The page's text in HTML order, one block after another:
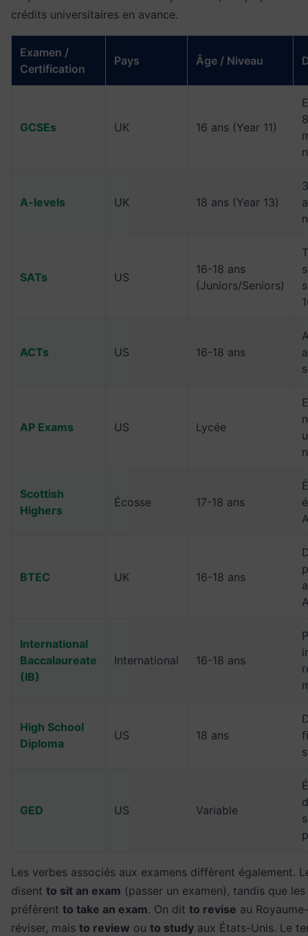
crédits universitaires en avance.
Examen /
Certification
Pays Âge / Niveau
GCSEs UK 16 ans (Year 11)
A-levels UK 18 ans (Year 13)
SATs US
16-18 ans
(Juniors/Seniors)
ACTs US 16-18 ans
AP Exams US Lycée
Scottish
Highers
Écosse 17-18 ans
BTEC UK 16-18 ans
International
Baccalaureate
(IB)
International 16-18 ans
High School
Diploma
US 18 ans
GED US Variable
Les verbes associés aux examens diffèrent également.
disent to sit an exam (passer un examen), tandis que
préfèrent to take an exam. On dit to revise au
réviser, mais to review ou to study aux États-Unis. Le